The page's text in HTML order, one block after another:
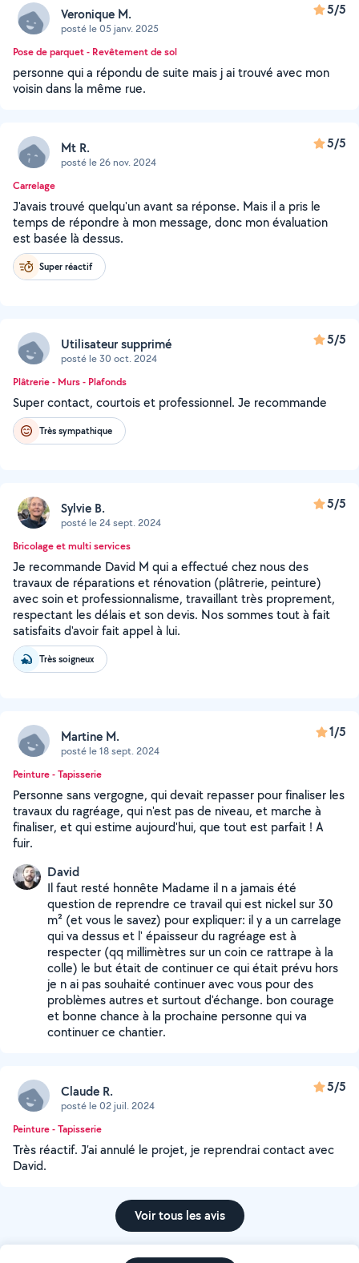
Veronique M.
posté le 05 janv. 2025
5/5
Pose de parquet - Revêtement de sol
personne qui a répondu de suite mais j ai trouvé avec mon
voisin dans la même rue.
Mt R.
posté le 26 nov. 2024
5/5
Carrelage
J'avais trouvé quelqu'un avant sa réponse. Mais il a pris le
temps de répondre à mon message, donc mon évaluation
est basée là dessus.
Super réactif
Utilisateur supprimé
posté le 30 oct. 2024
5/5
Plâtrerie - Murs - Plafonds
Super contact, courtois et professionnel. Je recommande
Très sympathique
Sylvie B.
posté le 24 sept. 2024
5/5
Bricolage et multi services
Je recommande David M qui a effectué chez nous des
travaux de réparations et rénovation (plâtrerie, peinture)
avec soin et professionnalisme, travaillant très proprement,
respectant les délais et son devis. Nos sommes tout à fait
satisfaits d'avoir fait appel à lui.
Très soigneux
Martine M.
posté le 18 sept. 2024
1/5
Peinture - Tapisserie
Personne sans vergogne, qui devait repasser pour finaliser les
travaux du ragréage, qui n'est pas de niveau, et marche à
finaliser, et qui estime aujourd'hui, que tout est parfait ! A
fuir.
David
Il faut resté honnête Madame il n a jamais été
question de reprendre ce travail qui est nickel sur 30
m² (et vous le savez) pour expliquer: il y a un carrelage
qui va dessus et l' épaisseur du ragréage est à
respecter (qq millimètres sur un coin ce rattrape à la
colle) le but était de continuer ce qui était prévu hors
je n ai pas souhaité continuer avec vous pour des
problèmes autres et surtout d'échange. bon courage
et bonne chance à la prochaine personne qui va
continuer ce chantier.
Claude R.
posté le 02 juil. 2024
5/5
Peinture - Tapisserie
Très réactif. J’ai annulé le projet, je reprendrai contact avec
David.
Voir tous les avis